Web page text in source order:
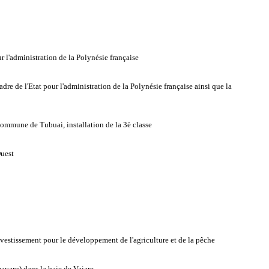
l'administration de la Polynésie française
de l'Etat pour l'administration de la Polynésie française ainsi que la
de Tubuai, installation de la 3è classe
pour le développement de l'agriculture et de la pêche